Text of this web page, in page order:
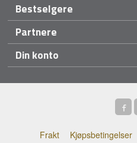
Bestselgere
Partnere
Din konto
Frakt Kjøpsbetingelser